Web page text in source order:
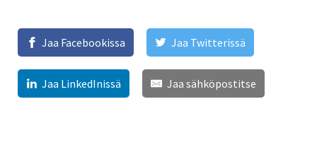
Jaa Facebookissa Jaa Twitterissä
Jaa LinkedInissä Jaa sähköpostitse